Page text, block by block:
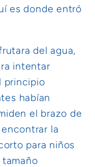
es donde entró
del agua,
intentar
principio
habían
el brazo de
la
para niños